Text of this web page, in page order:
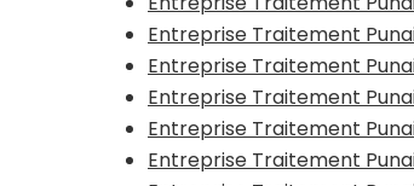
Entreprise Traitement
Entreprise Traitement
Entreprise Traitement
Entreprise Traitement
Entreprise Traitement